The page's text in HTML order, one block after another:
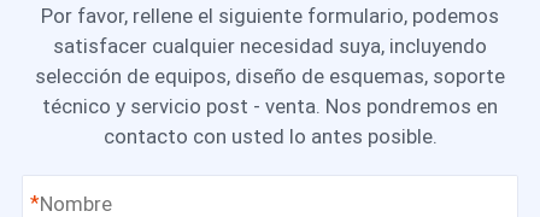
Por favor, rellene el siguiente formulario, podemos
satisfacer cualquier necesidad suya, incluyendo
selección de equipos, diseño de esquemas, soporte
técnico y servicio post - venta. Nos pondremos en
contacto con usted lo antes posible.
*